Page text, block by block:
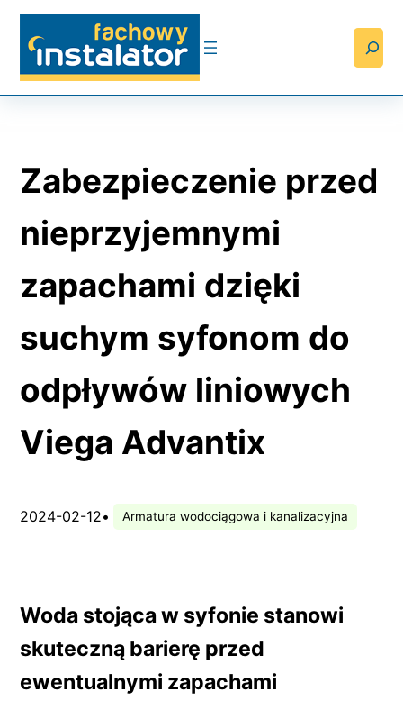
Przejdź
treści
Zabezpieczenie przed
nieprzyjemnymi
zapachami dzięki
suchym syfonom do
odpływów liniowych
Viega Advantix
2024-02-12• Armatura wodociągowa i kanalizacyjna
Woda stojąca w syfonie stanowi
skuteczną barierę przed
ewentualnymi zapachami